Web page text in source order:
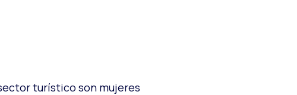
turístico son mujeres